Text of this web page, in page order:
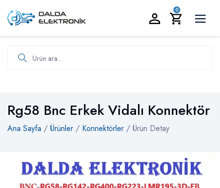
0
Rg58 Bnc Erkek Vidalı Konnektör
Ana Sayfa / Ürünler / Konnektörler / Ürün Detay